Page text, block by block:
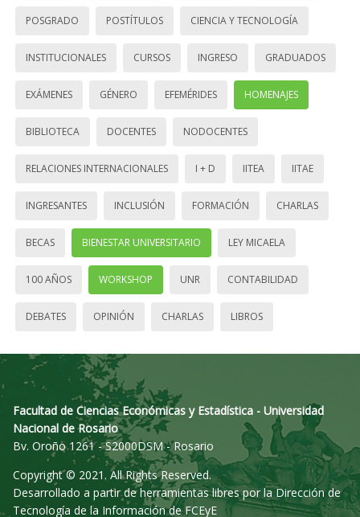
POSGRADO POSTÍTULOS CIENCIA Y TECNOLOGÍA
INSTITUCIONALES CURSOS INGRESO GRADUADOS
EXÁMENES GÉNERO EFEMÉRIDES HOMENAJES
BIBLIOTECA DOCENTES NODOCENTES
RELACIONES INTERNACIONALES I + D IITEA IITAE
INGRESANTES INCLUSIÓN FORMACIÓN CHARLAS
BECAS BIENESTAR UNIVERSITARIO LEY MICAELA
100 AÑOS WORKSHOP UNR CONTABILIDAD
DEBATES OPINIÓN CHARLAS LIBROS
Facultad de Ciencias Económicas y Estadística - Universidad
Nacional de Rosario
Bv. Oroño 1261 - S2000DSM - Rosario
Copyright © 2021. All Rights Reserved.
Desarrollado a partir de herramientas libres por la Dirección de
Tecnología de la Información de FCEyE